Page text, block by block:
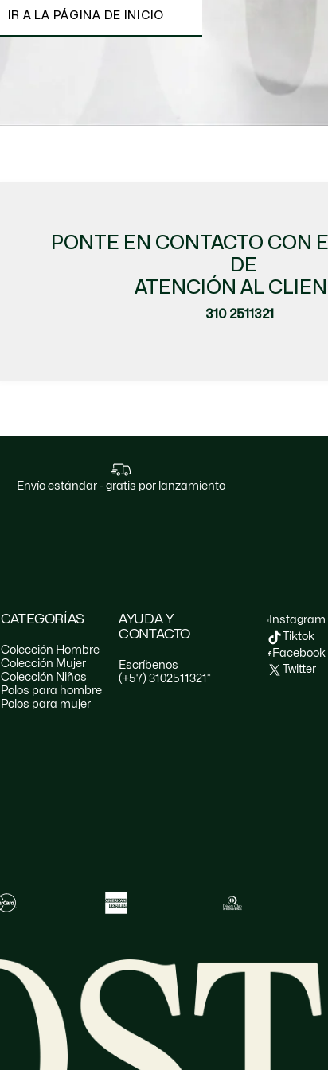
IR A LA PÁGINA DE INICIO
PONTE EN CONTACTO CON
DE
ATENCIÓN AL
310 2511321
envío estándar - gratis por lanzamiento
Instagram
Tiktok
Facebook
Twitter
AYUDA Y
CONTACTO
Escríbenos
(+57) 3102511321*
CATEGORÍAS
Colección Hombre
Colección Mujer
Colección Niños
Polos para hombre
Polos para mujer